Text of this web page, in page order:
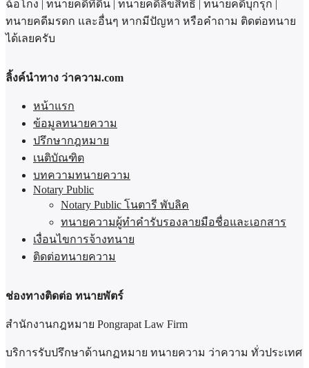
ฉ้อโกง | ทนายคดีที่ดิน | ทนายคดีลิขสิทธิ์ | ทนายคดีบุกรุก |
ทนายคดีมรดก และอื่นๆ หากมีปัญหา หรือคำถาม ติดต่อทนาย
ได้เลยครับ
ลิ้งค์นำทาง ว่าความ.com
หน้าแรก
ข้อมูลทนายความ
ปรึกษากฎหมาย
เนติบัณฑิต
บทความทนายความ
Notary Public
Notary Public โนตารี พับลิค
ทนายความผู้ทำคำรับรองลายมือชื่อและเอกสาร
เงื่อนไขการจ้างทนาย
ติดต่อทนายความ
ช่องทางติดต่อ ทนายพัตร์
สำนักงานกฎหมาย Pongrapat Law Firm
บริการรับปรึกษาด้านกฏหมาย ทนายความ ว่าความ ทั่วประเทศ